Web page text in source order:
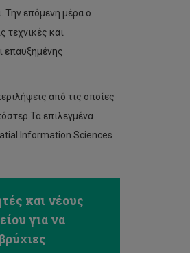
Την επόμενη μέρα ο
τεχνικές και
επαυξημένης
από τις οποίες
επιλεγμένα
Information Sciences
και νέους
για να